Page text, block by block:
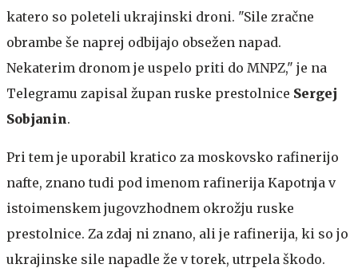
katero so poleteli ukrajinski droni. "Sile zračne
obrambe še naprej odbijajo obsežen napad.
Nekaterim dronom je uspelo priti do MNPZ," je na
Telegramu zapisal župan ruske prestolnice Sergej
Sobjanin.
Pri tem je uporabil kratico za moskovsko rafinerijo
nafte, znano tudi pod imenom rafinerija Kapotnja v
istoimenskem jugovzhodnem okrožju ruske
prestolnice. Za zdaj ni znano, ali je rafinerija, ki so jo
ukrajinske sile napadle že v torek, utrpela škodo.